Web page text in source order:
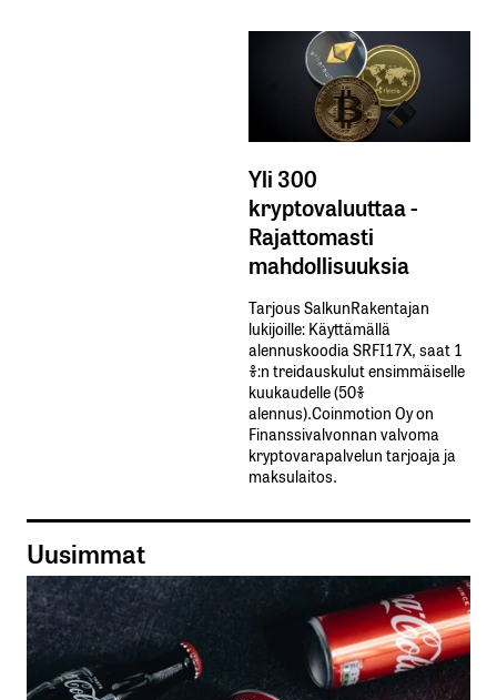
Yli 300
kryptovaluuttaa -
Rajattomasti
mahdollisuuksia
Tarjous SalkunRakentajan
lukijoille: Käyttämällä​ ​
alennuskoodia​ ​SRFI17X,​ ​saat​ ​1
%:n treidauskulut​ ​ensimmäiselle​ ​
kuukaudelle​ ​(50%​ ​
alennus).Coinmotion Oy on
Finanssivalvonnan valvoma
kryptovarapalvelun tarjoaja ja
maksulaitos.
Uusimmat